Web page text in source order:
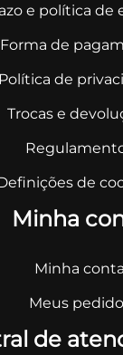
e política de
Forma de
Política de
Trocas e
de
Minha
Minha conta
Meus
de